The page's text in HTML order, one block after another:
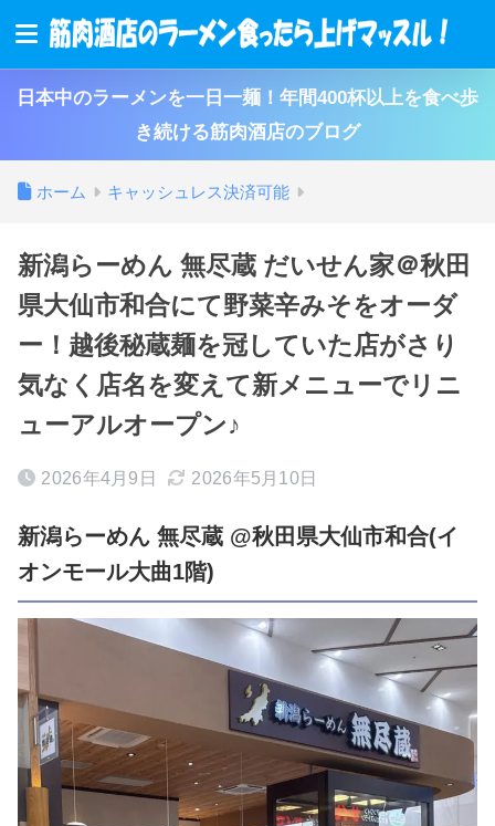
日本中のラーメンを一日一麺！年間400杯以上を食べ歩
き続ける筋肉酒店のブログ
ホーム キャッシュレス決済可能
新潟らーめん 無尽蔵 だいせん家＠秋田
県大仙市和合にて野菜辛みそをオーダ
ー！越後秘蔵麺を冠していた店がさり
気なく店名を変えて新メニューでリニ
ューアルオープン♪
2026年4月9日 2026年5月10日
新潟らーめん 無尽蔵 @秋田県大仙市和合(イ
オンモール大曲1階)